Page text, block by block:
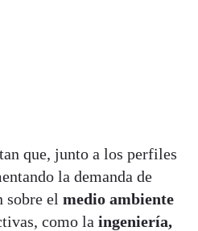
que, junto a los perfiles
la demanda de
sobre el medio ambiente
como la ingeniería,